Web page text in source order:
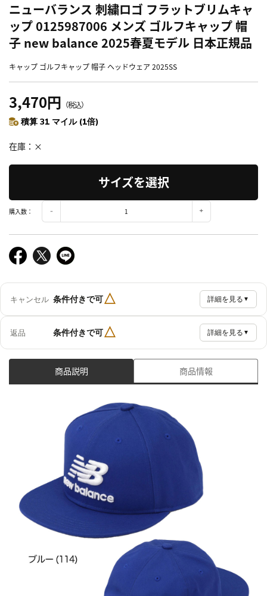
ニューバランス 刺繍ロゴ フラットブリムキャ
ップ 0125987006 メンズ ゴルフキャップ 帽
子 new balance 2025春夏モデル 日本正規品
キャップ ゴルフキャップ 帽子 ヘッドウェア 2025SS
3,470円 （税込）
積算 31 マイル (1倍)
在庫 ×
サイズを選択
購入数：
キャンセル 条件付きで可△ 詳細を見る ▼
返品 条件付きで可△ 詳細を見る ▼
商品説明 商品情報